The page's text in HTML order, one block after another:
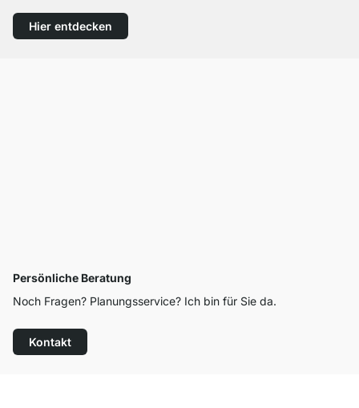
Hier entdecken
Persönliche Beratung
Noch Fragen? Planungsservice? Ich bin für Sie da.
Kontakt